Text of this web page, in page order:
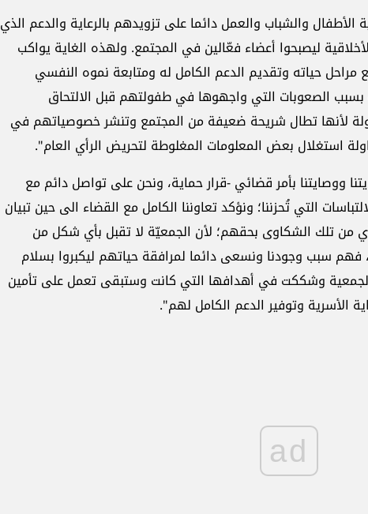
والشباب والعمل دائما على تزويدهم بالرعاية والدعم الذي
ليصبحوا أعضاء فعّالين في المجتمع. ولهذه الغاية يواكب
حياته وتقديم الدعم الكامل له ومتابعة نموه النفسي
الصعوبات التي واجهوها في طفولتهم قبل الالتحاق
لأنها تطال شريحة ضعيفة من المجتمع وتنشر خصوصياتهم في
استغلال بعض المعلومات المغلوطة لتحريض الرأي العام".
ووصايتنا بأمر قضائي -قرار حماية، ونحن على تواصل دائم مع
التي تُحزننا؛ ونؤكد تعاوننا الكامل مع القضاء الى حين تبيان
من تلك الشكاوى بحقهم؛ لأن الجمعيّة لا تقبل بأي شكل من
سبب وجودنا ونسعى دائما لمرافقة حياتهم ليكبروا بسلام
وشككت في أهدافها التي كانت وستبقى تعمل على تأمين
الأسرية وتوفير الدعم الكامل لهم".
ad